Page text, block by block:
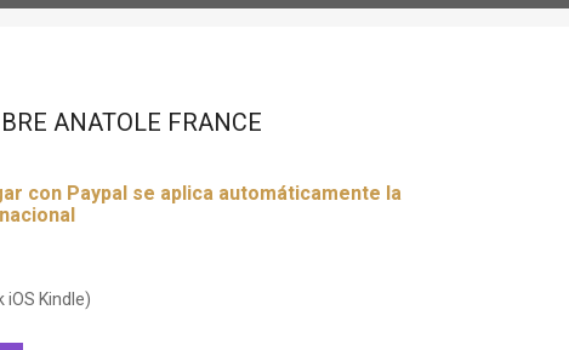
ANATOLE FRANCE
con Paypal se aplica automáticamente la
iOS Kindle)